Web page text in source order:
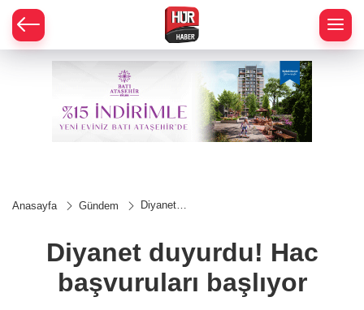
Anasayfa Gündem
Diyanet
başvuruları
başlıyor
Diyanet duyurdu! Hac
başvuruları başlıyor